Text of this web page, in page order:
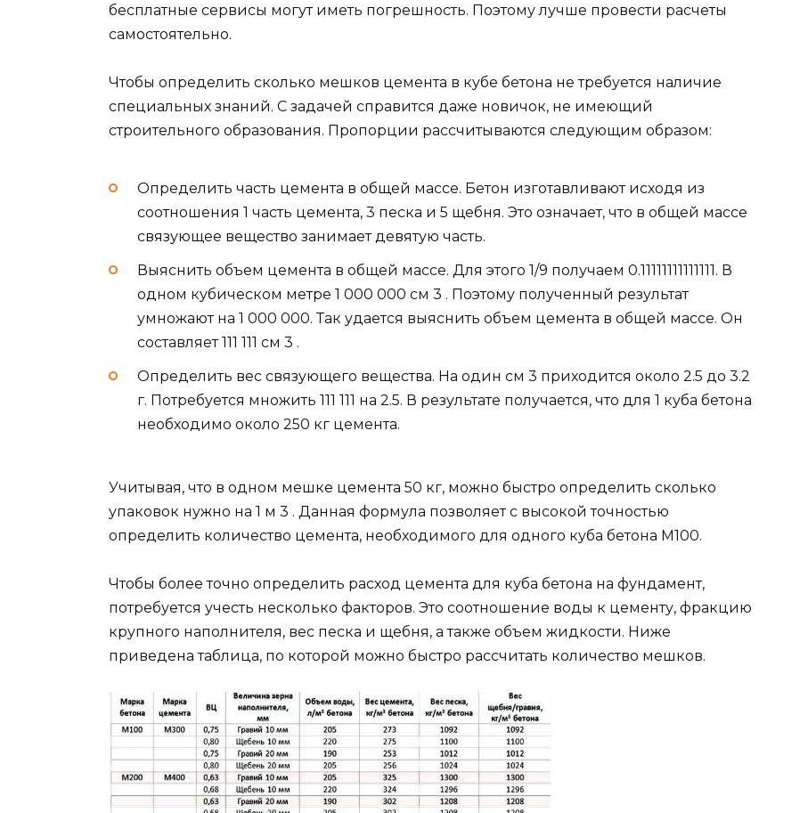
бесплатные сервисы могут иметь погрешность. Поэтому лучше провести расчеты
самостоятельно.
Чтобы определить сколько мешков цемента в кубе бетона не требуется наличие
специальных знаний. С задачей справится даже новичок, не имеющий
строительного образования. Пропорции рассчитываются следующим образом:
Определить часть цемента в общей массе. Бетон изготавливают исходя из
соотношения 1 часть цемента, 3 песка и 5 щебня. Это означает, что в общей массе
связующее вещество занимает девятую часть.
Выяснить объем цемента в общей массе. Для этого 1/9 получаем 0.11111111111111. В
одном кубическом метре 1 000 000 см 3 . Поэтому полученный результат
умножают на 1 000 000. Так удается выяснить объем цемента в общей массе. Он
составляет 111 111 см 3 .
Определить вес связующего вещества. На один см 3 приходится около 2.5 до 3.2
г. Потребуется множить 111 111 на 2.5. В результате получается, что для 1 куба бетона
необходимо около 250 кг цемента.
Учитывая, что в одном мешке цемента 50 кг, можно быстро определить сколько
упаковок нужно на 1 м 3 . Данная формула позволяет с высокой точностью
определить количество цемента, необходимого для одного куба бетона М100.
Чтобы более точно определить расход цемента для куба бетона на фундамент,
потребуется учесть несколько факторов. Это соотношение воды к цементу, фракцию
крупного наполнителя, вес песка и щебня, а также объем жидкости. Ниже
приведена таблица, по которой можно быстро рассчитать количество мешков.